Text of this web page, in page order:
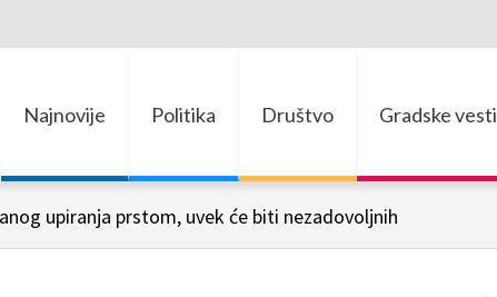
Najnovije Politika Društvo Gradske vesti
upiranja prstom, uvek će biti nezadovoljnih